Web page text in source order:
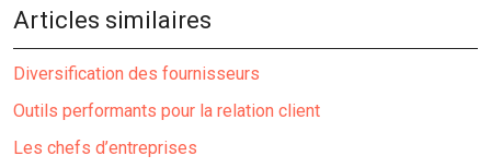
Articles similaires
Diversification des fournisseurs
Outils performants pour la relation client
Les chefs d’entreprises